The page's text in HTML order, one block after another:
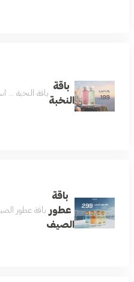
باقة
النخبة
باقة النخبة ... استمتع بتجربة
باقة
عطور
الصيف
باقة عطور